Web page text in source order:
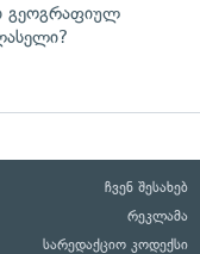
გეოგრაფიულ
ჩვენ შესახებ
რეკლამა
სარედაქციო კოდექსი